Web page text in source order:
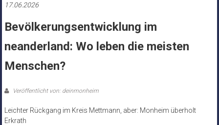
17.06.2026
Bevölkerungsentwicklung im
neanderland: Wo leben die meisten
Menschen?
Veröffentlicht von: deinmonheim
Leichter Rückgang im Kreis Mettmann, aber: Monheim überholt
Erkrath